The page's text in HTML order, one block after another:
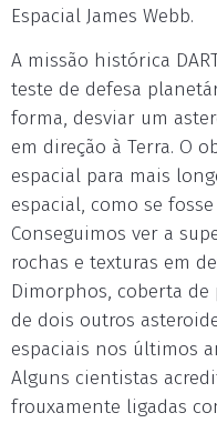
Espacial James Webb.
A missão histórica
teste de defesa
forma, desviar um
em direção à Terra. O
espacial para mais
espacial, como se
Conseguimos ver a
rochas e texturas em
Dimorphos, coberta de
de dois outros
espaciais nos últimos
Alguns cientistas
frouxamente ligadas